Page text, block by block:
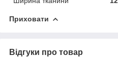
Приховати
Відгуки про товар